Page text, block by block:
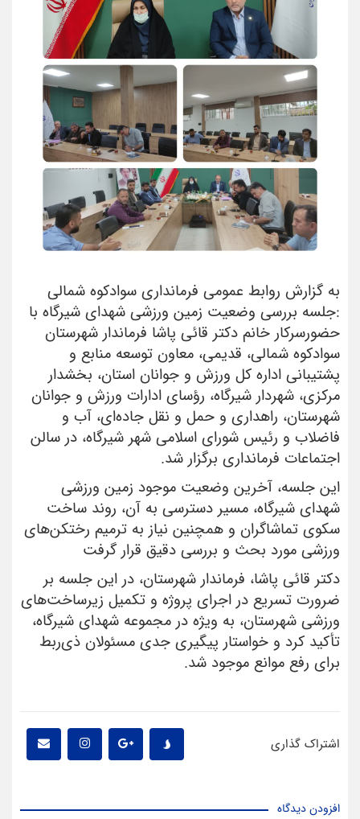
به گزارش روابط عمومی فرمانداری سوادکوه شمالی
:جلسه بررسی وضعیت زمین ورزشی شهدای شیرگاه با
حضورسرکار خانم دکتر قائی پاشا فرماندار شهرستان
سوادکوه شمالی، قدیمی، معاون توسعه منابع و
پشتیبانی اداره کل ورزش و جوانان استان، بخشدار
مرکزی، شهردار شیرگاه، رؤسای ادارات ورزش و جوانان
شهرستان، راهداری و حمل و نقل جاده‌ای، آب و
فاضلاب و رئیس شورای اسلامی شهر شیرگاه، در سالن
اجتماعات فرمانداری برگزار شد.
این جلسه، آخرین وضعیت موجود زمین ورزشی
شهدای شیرگاه، مسیر دسترسی به آن، روند ساخت
سکوی تماشاگران و همچنین نیاز به ترمیم رختکن‌های
ورزشی مورد بحث و بررسی دقیق قرار گرفت
دکتر قائی پاشا، فرماندار شهرستان، در این جلسه بر
ضرورت تسریع در اجرای پروژه و تکمیل زیرساخت‌های
ورزشی شهرستان، به ویژه در مجموعه شهدای شیرگاه،
تأکید کرد و خواستار پیگیری جدی مسئولان ذی‌ربط
برای رفع موانع موجود شد.
اشتراک گذاری
افزودن دیدگاه